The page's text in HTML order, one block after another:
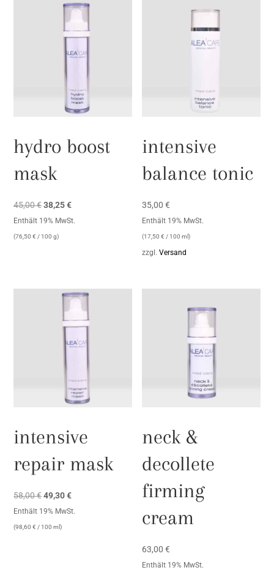
hydro boost
mask
45,00€Ursprünglicher
Preis
war:
38,25€Aktueller
Preis
Enthält 19% MwSt.
(76,50€ / 100 g)
intensive
balance tonic
35,00€
Enthält 19% MwSt.
(17,50€ / 100 ml)
zzgl.Versand
intensive
repair mask
58,00€Ursprünglicher
Preis
war:
49,30€Aktueller
Preis
Enthält 19% MwSt.
(98,60€ / 100 ml)
neck &
decollete
firming
cream
63,00€
Enthält 19% MwSt.